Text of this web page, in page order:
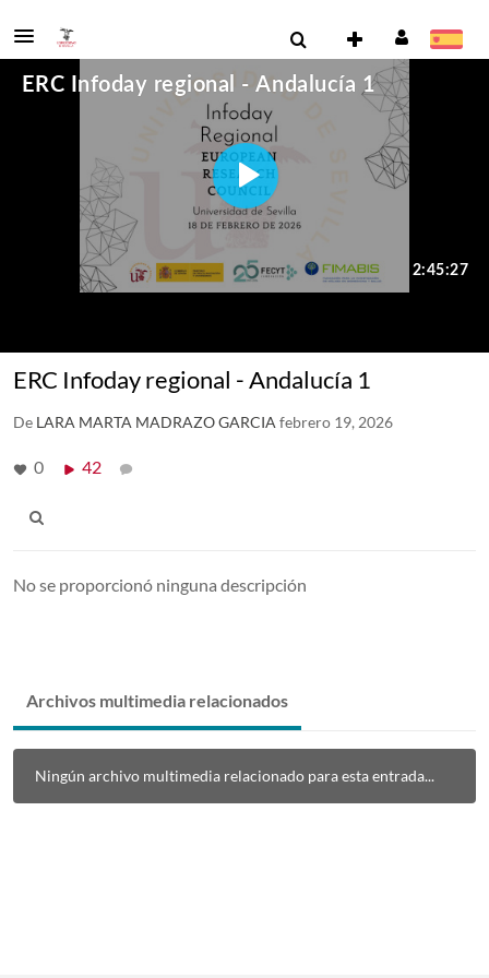
ERC Infoday regional - Andalucía 1
De LARA MARTA MADRAZO GARCIA febrero 19, 2026
0 42
No se proporcionó ninguna descripción
Archivos multimedia relacionados
Ningún archivo multimedia relacionado para esta entrada...